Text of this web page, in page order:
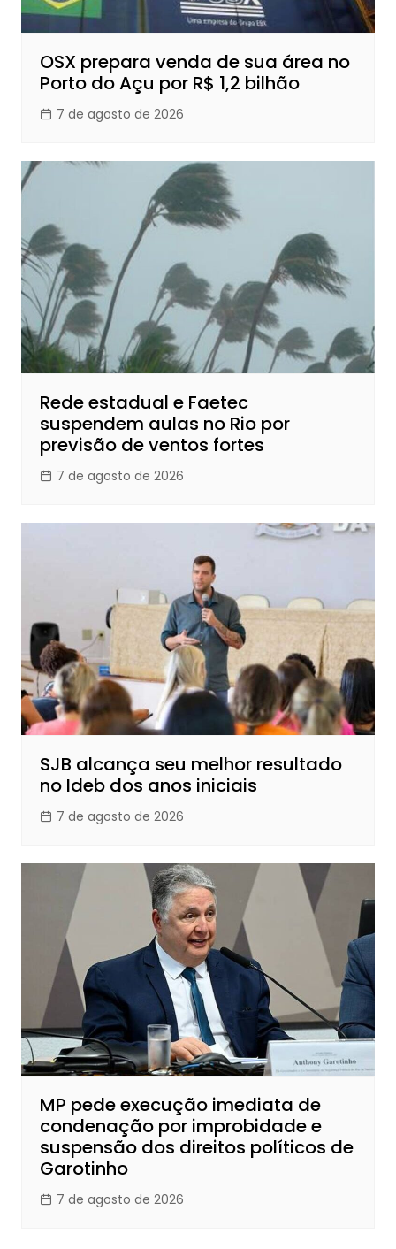
OSX prepara venda de sua área no
Porto do Açu por R$ 1,2 bilhão
7 de agosto de 2026
Rede estadual e Faetec
suspendem aulas no Rio por
previsão de ventos fortes
7 de agosto de 2026
SJB alcança seu melhor resultado
no Ideb dos anos iniciais
7 de agosto de 2026
MP pede execução imediata de
condenação por improbidade e
suspensão dos direitos políticos de
Garotinho
7 de agosto de 2026